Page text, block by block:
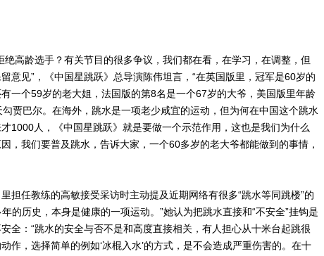
高龄选手？有关节目的很多争议，我们都在看，在学习，在调整，但
意见”，《中国星跳跃》总导演陈伟坦言，“在英国版里，冠军是60岁的
一个59岁的老大姐，法国版的第8名是一个67岁的大爷，美国版里年龄
贾巴尔。在海外，跳水是一项老少咸宜的运动，但为何在中国这个跳水
1000人，《中国星跳跃》就是要做一个示范作用，这也是我们为什么
，我们要普及跳水，告诉大家，一个60多岁的老大爷都能做到的事情，
任教练的高敏接受采访时主动提及近期网络有很多“跳水等同跳楼”的
的历史，本身是健康的一项运动。”她认为把跳水直接和“不安全”挂钩是
全：“跳水的安全与否不是和高度直接相关，有人担心从十米台起跳很
作，选择简单的例如‘冰棍入水’的方式，是不会造成严重伤害的。在十